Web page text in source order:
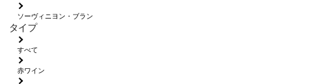
ソーヴィニヨン・ブラン
タイプ
すべて
赤ワイン